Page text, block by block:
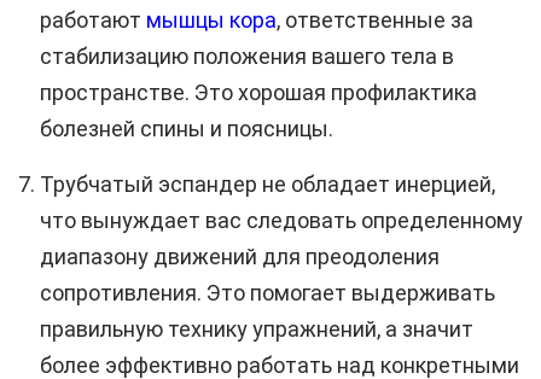
работают мышцы кора, ответственные за
стабилизацию положения вашего тела в
пространстве. Это хорошая профилактика
болезней спины и поясницы.
Трубчатый эспандер не обладает инерцией,
что вынуждает вас следовать определенному
диапазону движений для преодоления
сопротивления. Это помогает выдерживать
правильную технику упражнений, а значит
более эффективно работать над конкретными